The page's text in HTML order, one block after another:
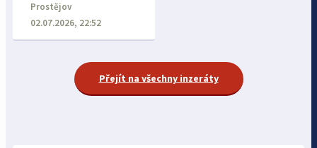
Prostějov
02.07.2026, 22:52
Přejít na všechny inzeráty